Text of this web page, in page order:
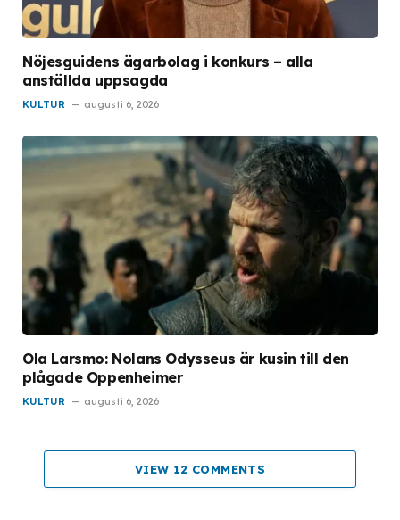
Nöjesguidens ägarbolag i konkurs – alla
anställda uppsagda
KULTUR augusti 6, 2026
Ola Larsmo: Nolans Odysseus är kusin till den
plågade Oppenheimer
KULTUR augusti 6, 2026
VIEW 12 COMMENTS